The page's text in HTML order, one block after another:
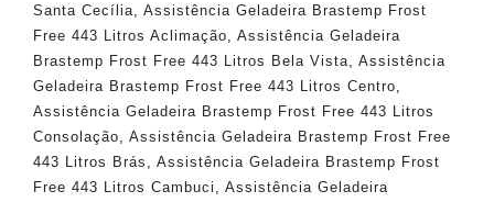
Santa Cecília
Assistência Geladeira Brastemp Frost
Free 443 Litros Aclimação
Assistência Geladeira
Brastemp Frost Free 443 Litros Bela Vista
Assistência
Geladeira Brastemp Frost Free 443 Litros Centro
Assistência Geladeira Brastemp Frost Free 443 Litros
Consolação
Assistência Geladeira Brastemp Frost Free
443 Litros Brás
Assistência Geladeira Brastemp Frost
Free 443 Litros Cambuci
Assistência Geladeira